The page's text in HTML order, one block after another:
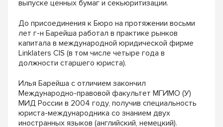
выпуске ценных бумаг и секьюритизации.
До присоединения к Бюро на протяжении восьми
лет г-н Барейша работал в практике рынков
капитала в международной юридической фирме
Linklaters CIS (в том числе четыре года в
должности старшего юриста).
Илья Барейша с отличием закончил
Международно-правовой факультет МГИМО (У)
МИД России в 2004 году, получив специальность
юриста-международника со знанием двух
иностранных языков (английский, немецкий).